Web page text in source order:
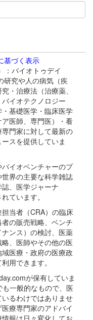
基づく表示
：バイオトゥデイ
研究や人の病気（疾
・治療法（治療薬、
イオテクノロジー
・基礎医学・臨床医学
医師、専門医）・看
門家に対して最新の
スを提供していま
イオベンチャーのプ
界の主要な科学雑誌
誌、医学ジャーナ
ています。
当者（CRA）の臨床
の販売戦略、ベンチ
ンス）の検討、医薬
、医師やその他の医
医療・政府の医療政
用できます。
が保有していま
一般的なもので、医
るわけではありませ
療専門家のアドバイ